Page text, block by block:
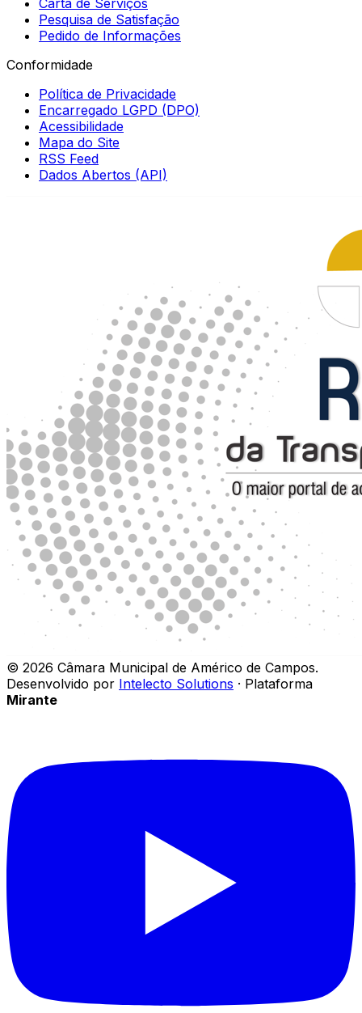
Pesquisa de Satisfação
Pedido de Informações
Conformidade
Política de Privacidade
Encarregado LGPD (DPO)
Acessibilidade
Mapa do Site
RSS Feed
Dados Abertos (API)
© 2026 Câmara Municipal de Américo de Campos.
Desenvolvido por Intelecto Solutions · Plataforma
Mirante